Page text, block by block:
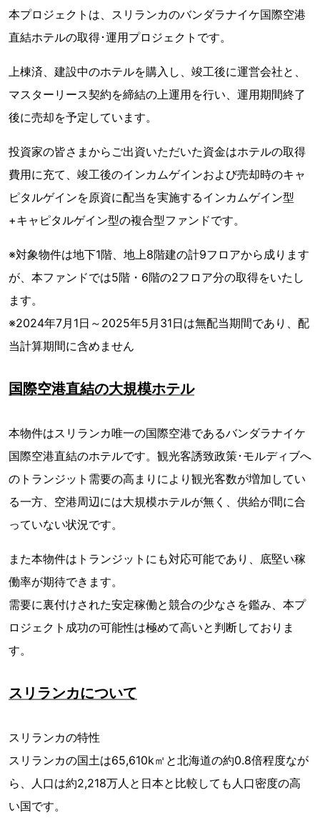
本プロジェクトは、スリランカのバンダラナイケ国際空港
直結ホテルの取得･運用プロジェクトです。
上棟済、建設中のホテルを購入し、竣工後に運営会社と、
マスターリース契約を締結の上運用を行い、運用期間終了
後に売却を予定しています。
投資家の皆さまからご出資いただいた資金はホテルの取得
費用に充て、竣工後のインカムゲインおよび売却時のキャ
ピタルゲインを原資に配当を実施するインカムゲイン型
+キャピタルゲイン型の複合型ファンドです。
※対象物件は地下1階、地上8階建の計9フロアから成ります
が、本ファンドでは5階・6階の2フロア分の取得をいたし
ます。
※2024年7月1日～2025年5月31日は無配当期間であり、配
当計算期間に含めません
国際空港直結の大規模ホテル
本物件はスリランカ唯一の国際空港であるバンダラナイケ
国際空港直結のホテルです。観光客誘致政策･モルディブへ
のトランジット需要の高まりにより観光客数が増加してい
る一方、空港周辺には大規模ホテルが無く、供給が間に合
っていない状況です。
また本物件はトランジットにも対応可能であり、底堅い稼
働率が期待できます。
需要に裏付けされた安定稼働と競合の少なさを鑑み、本プ
ロジェクト成功の可能性は極めて高いと判断しておりま
す。
スリランカについて
スリランカの特性
スリランカの国土は65,610k㎡と北海道の約0.8倍程度なが
ら、人口は約2,218万人と日本と比較しても人口密度の高
い国です。